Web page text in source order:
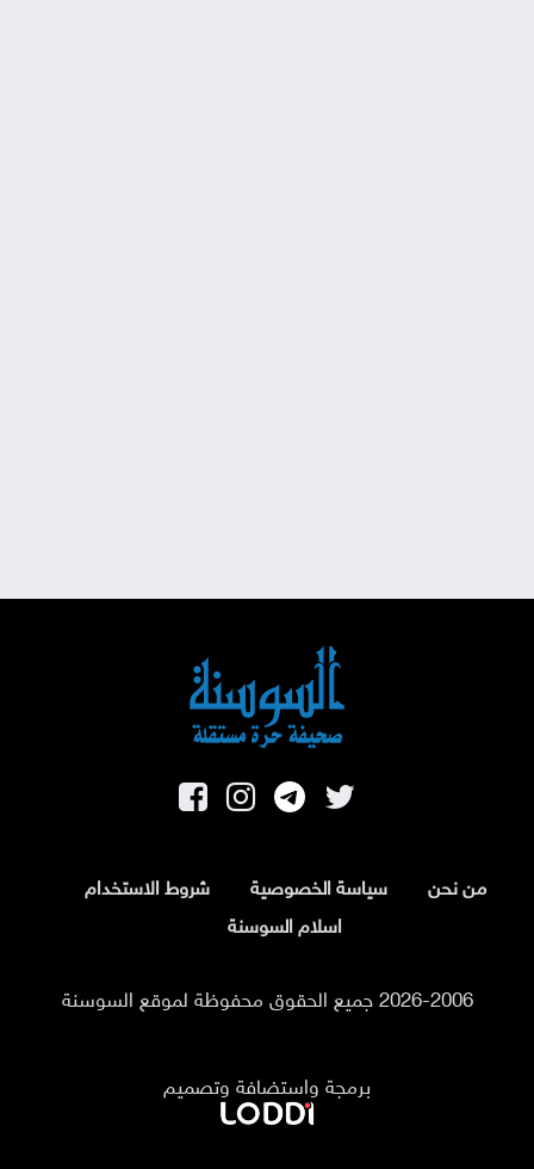
من نحن سياسة الخصوصية
شروط الاستخدام
اسلام السوسنة
2026-2006 جميع الحقوق محفوظة لموقع السوسنة
برمجة واستضافة وتصميم